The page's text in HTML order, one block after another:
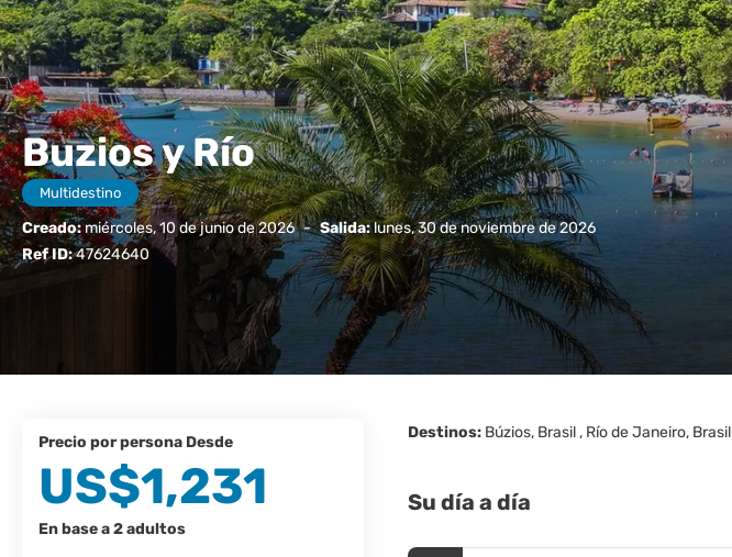
Buzios y Río
Multidestino
Creado:miércoles, 10 de junio de 2026 - Salida:lunes, 30 de noviembre de 2026
Ref ID:47624640
Destinos: Búzios, Brasil , Río de Janeiro, Brasil
Su día a día
precio por persona Desde
US$1,231
En base a 2 adultos